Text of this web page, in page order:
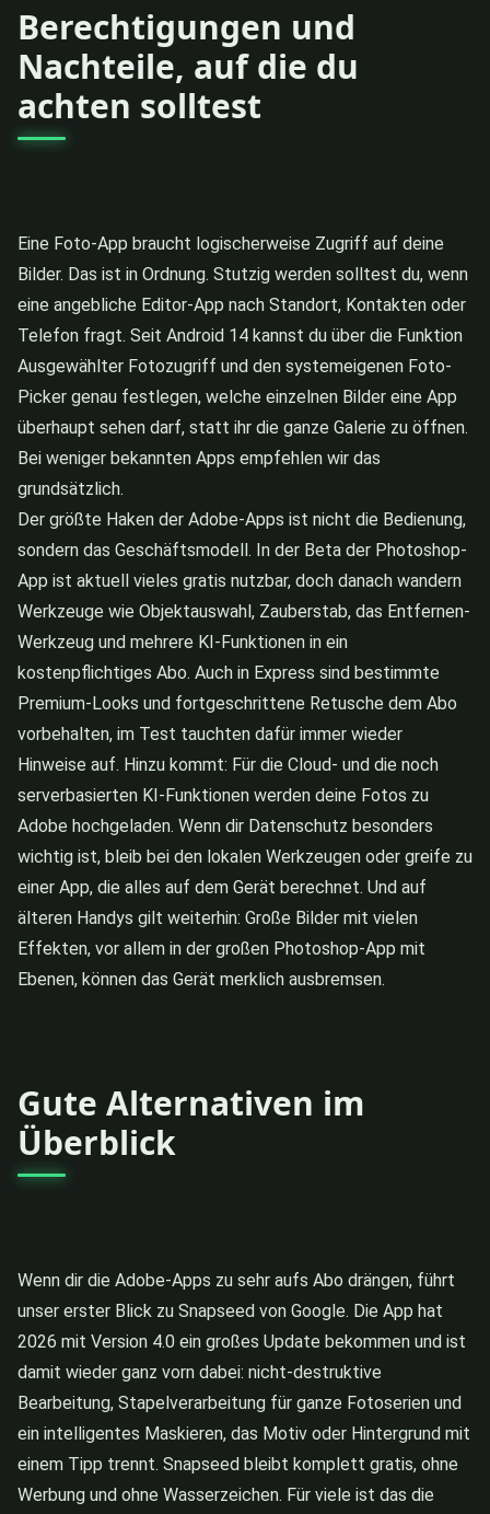
Berechtigungen und
Nachteile, auf die du
achten solltest
Eine Foto-App braucht logischerweise Zugriff auf deine
Bilder. Das ist in Ordnung. Stutzig werden solltest du, wenn
eine angebliche Editor-App nach Standort, Kontakten oder
Telefon fragt. Seit Android 14 kannst du über die Funktion
Ausgewählter Fotozugriff und den systemeigenen Foto-
Picker genau festlegen, welche einzelnen Bilder eine App
überhaupt sehen darf, statt ihr die ganze Galerie zu öffnen.
Bei weniger bekannten Apps empfehlen wir das
grundsätzlich.
Der größte Haken der Adobe-Apps ist nicht die Bedienung,
sondern das Geschäftsmodell. In der Beta der Photoshop-
App ist aktuell vieles gratis nutzbar, doch danach wandern
Werkzeuge wie Objektauswahl, Zauberstab, das Entfernen-
Werkzeug und mehrere KI-Funktionen in ein
kostenpflichtiges Abo. Auch in Express sind bestimmte
Premium-Looks und fortgeschrittene Retusche dem Abo
vorbehalten, im Test tauchten dafür immer wieder
Hinweise auf. Hinzu kommt: Für die Cloud- und die noch
serverbasierten KI-Funktionen werden deine Fotos zu
Adobe hochgeladen. Wenn dir Datenschutz besonders
wichtig ist, bleib bei den lokalen Werkzeugen oder greife zu
einer App, die alles auf dem Gerät berechnet. Und auf
älteren Handys gilt weiterhin: Große Bilder mit vielen
Effekten, vor allem in der großen Photoshop-App mit
Ebenen, können das Gerät merklich ausbremsen.
Gute Alternativen im
Überblick
Wenn dir die Adobe-Apps zu sehr aufs Abo drängen, führt
unser erster Blick zu Snapseed von Google. Die App hat
2026 mit Version 4.0 ein großes Update bekommen und ist
damit wieder ganz vorn dabei: nicht-destruktive
Bearbeitung, Stapelverarbeitung für ganze Fotoserien und
ein intelligentes Maskieren, das Motiv oder Hintergrund mit
einem Tipp trennt. Snapseed bleibt komplett gratis, ohne
Werbung und ohne Wasserzeichen. Für viele ist das die